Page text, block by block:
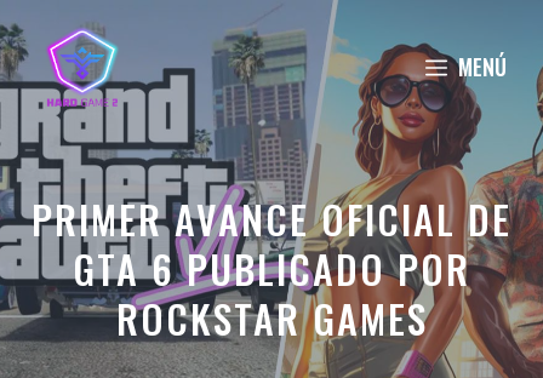
al
contenido
MENÚ
PRIMER AVANCE OFICIAL DE
GTA 6 PUBLICADO POR
ROCKSTAR GAMES